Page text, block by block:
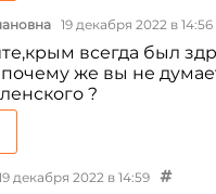
19 декабря 2022 в 14:56
всегда был
почему же вы не
?
декабря 2022 в 14:59